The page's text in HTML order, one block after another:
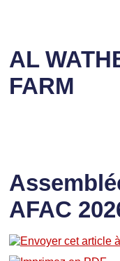
AL
FARM
AFAC